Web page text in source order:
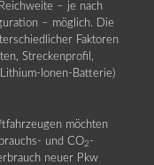
– je nach
– möglich. Die
Faktoren
Streckenprofil,
Ionen-Batterie)
möchten
und CO2 -
neuer Pkw